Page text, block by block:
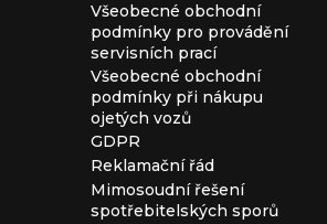
Všeobecné obchodní
podmínky pro provádění
servisních prací
Všeobecné obchodní
podmínky při nákupu
ojetých vozů
GDPR
Reklamační řád
Mimosoudní řešení
spotřebitelských sporů